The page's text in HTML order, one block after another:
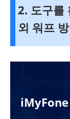
2. 도구를
외 워프